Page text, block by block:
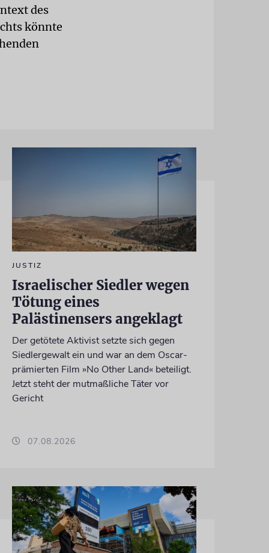
des
könnte
JUSTIZ
Israelischer Siedler wegen
Tötung eines
Palästinensers angeklagt
Der getötete Aktivist setzte sich gegen
Siedlergewalt ein und war an dem Oscar-
prämierten Film »No Other Land« beteiligt.
Jetzt steht der mutmaßliche Täter vor
Gericht
07.08.2026